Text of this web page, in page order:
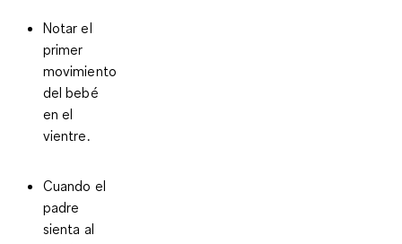
Notar el
primer
movimiento
del bebé
en el
vientre.
Cuando el
padre
sienta al